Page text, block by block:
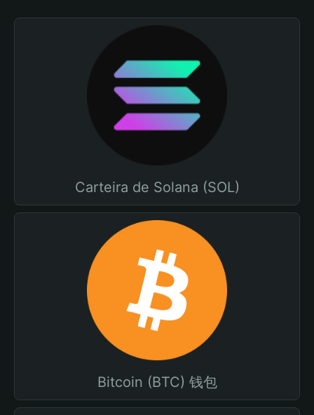
Carteira de Solana (SOL)
Bitcoin (BTC) 钱包